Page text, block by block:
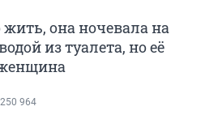
она ночевала на
из туалета, но её
250 964